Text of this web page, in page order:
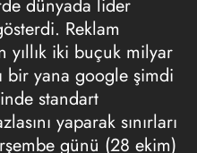
dünyada lider
Reklam
yıllık iki buçuk milyar
bir yana google şimdi
standart
yaparak sınırları
günü (28 ekim)